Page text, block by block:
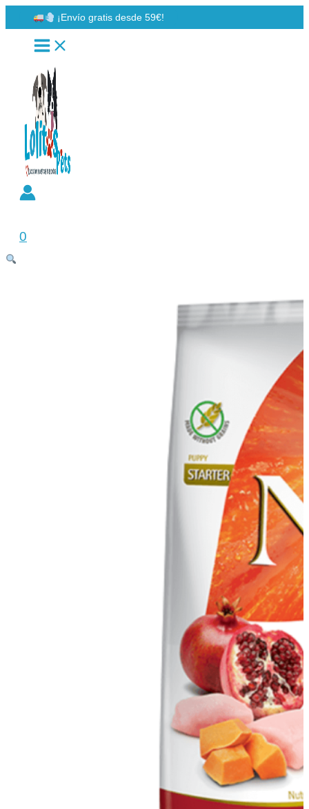
al
contenido
¡Envío gratis desde 59€!
0